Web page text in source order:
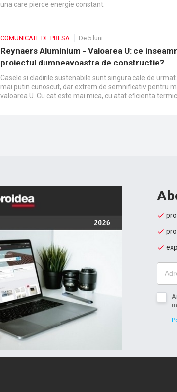
una care pierde energie constant.
COMUNICATE DE PRESA De 5 luni
Reynaers Aluminium - Valoarea U: ce
proiectul dumneavoastra de constructie?
Casele si cladirile sustenabile sunt singura cale de
mai putin cunoscut, dar extrem de semnificativ pentru
valoarea U. Cu cat este mai mica, cu atat eficienta